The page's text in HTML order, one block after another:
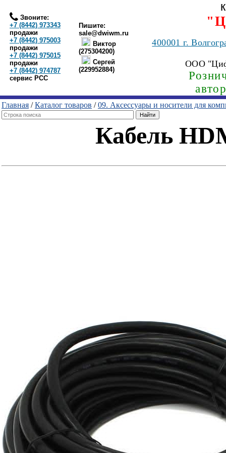
Звоните:
+7 (8442) 973343
продажи
+7 (8442) 975003
продажи
+7 (8442) 975015
продажи
+7 (8442) 974787
сервис РСС
Пишите:
sale@dwiwm.ru
Виктор
(275304200)
Сергей
(229952884)
400001г.
ООО
Главная /Каталог товаров /09. Аксессуары и носители для
Кабель